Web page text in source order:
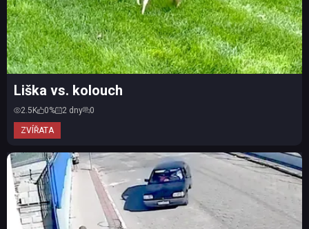
ZVÍŘATA
Liška vs. kolouch
2.5K 0% 2 dny 0